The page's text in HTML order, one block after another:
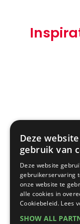
Deze
gebruik van
Deze website
gebruikerservaring
onze website te
alle cookies in
Cookiebeleid. Lees
SHOW ALL